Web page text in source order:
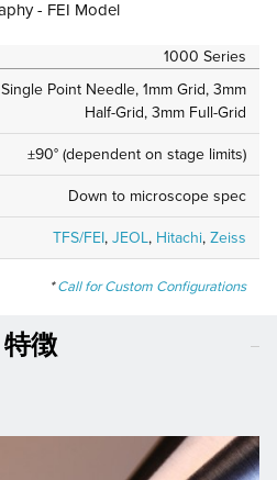
1000 Series
Single Point Needle, 1mm Grid, 3mm
Half-Grid, 3mm Full-Grid
±90° (dependent on stage limits)
Down to microscope spec
TFS/FEI, JEOL, Hitachi, Zeiss
*Call for Custom Configurations
特徴